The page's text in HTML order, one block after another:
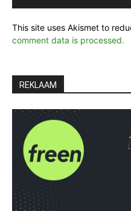
This site uses Akismet to
comment data is processed.
REKLAAM